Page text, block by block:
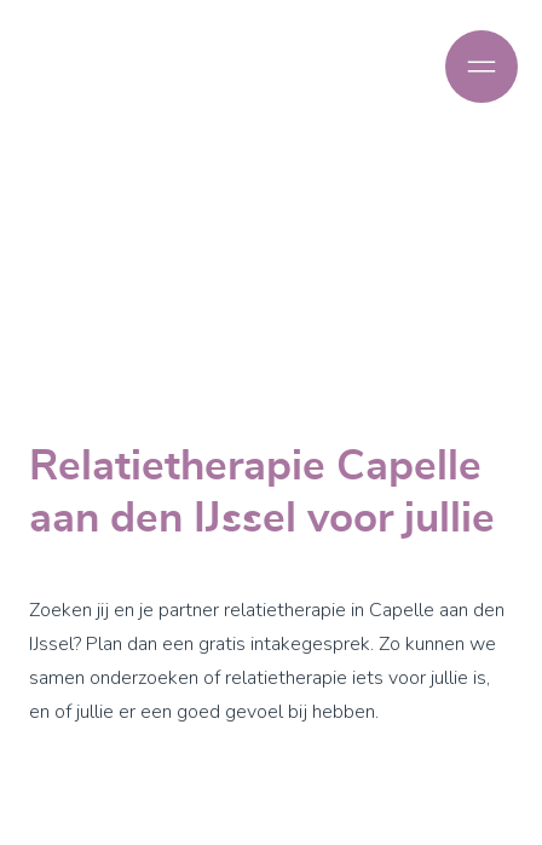
Relatietherapie Capelle
aan den IJssel voor jullie
Zoeken jij en je partner relatietherapie in Capelle aan den
IJssel? Plan dan een gratis intakegesprek. Zo kunnen we
samen onderzoeken of relatietherapie iets voor jullie is,
en of jullie er een goed gevoel bij hebben.